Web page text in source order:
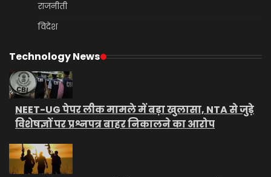
राजनीती
विदेश
Technology News
NEET-UG पेपर लीक मामले में बड़ा खुलासा, NTA से जुड़े
विशेषज्ञों पर प्रश्नपत्र बाहर निकालने का आरोप